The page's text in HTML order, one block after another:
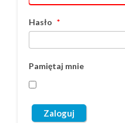
Hasło *
Pamiętaj mnie
Zaloguj